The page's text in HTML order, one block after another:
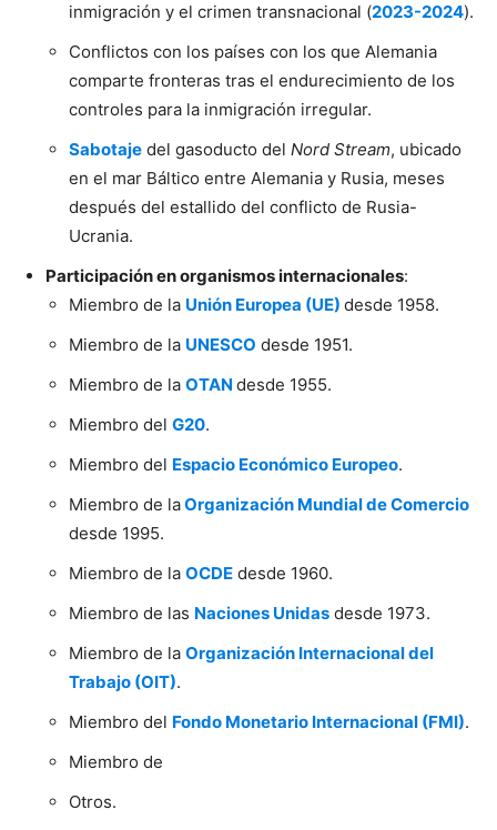
inmigración y el crimen transnacional (2023-2024).
Conflictos con los países con los que Alemania
comparte fronteras tras el endurecimiento de los
controles para la inmigración irregular.
Sabotaje del gasoducto del Nord Stream, ubicado
en el mar Báltico entre Alemania y Rusia, meses
después del estallido del conflicto de Rusia-
Ucrania.
Participación en organismos internacionales:
Miembro de la Unión Europea (UE) desde 1958.
Miembro de la UNESCO desde 1951.
Miembro de la OTAN desde 1955.
Miembro del G20.
Miembro del Espacio Económico Europeo.
Miembro de laOrganización Mundial de Comercio
desde 1995.
Miembro de la OCDE desde 1960.
Miembro de las Naciones Unidas desde 1973.
Miembro de la Organización Internacional del
Trabajo (OIT).
Miembro del Fondo Monetario Internacional (FMI).
Miembro de
Otros.